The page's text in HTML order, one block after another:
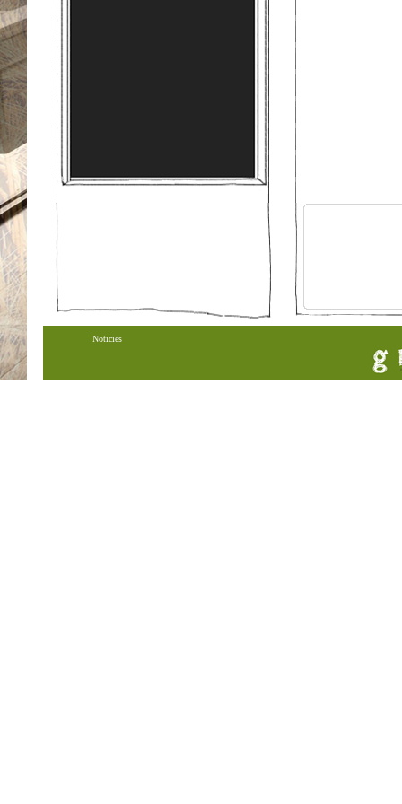
Noticies